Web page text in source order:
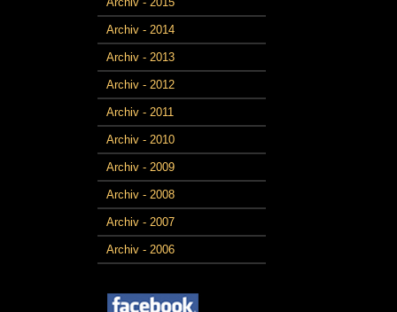
Archiv - 2014
Archiv - 2013
Archiv - 2012
Archiv - 2011
Archiv - 2010
Archiv - 2009
Archiv - 2008
Archiv - 2007
Archiv - 2006